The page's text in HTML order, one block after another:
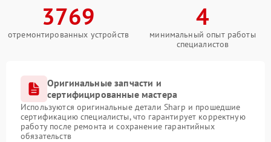
3769
отремонтированных устройств
4
минимальный опыт работы
специалистов
Оригинальные запчасти и
сертифицированные мастера
Используются оригинальные детали Sharp и прошедшие
сертификацию специалисты, что гарантирует корректную
работу после ремонта и сохранение гарантийных
обязательств